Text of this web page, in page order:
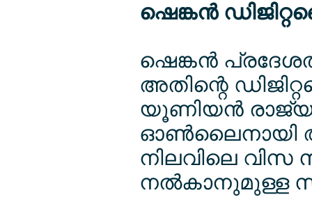
ഷെങ്കന്‍
ഷെങ്കന്‍
അതിന്റെ
യൂണിയന്‍
ഓണ്‍ലൈനായി
നിലവിലെ വിസ
നല്‍കാനുമുള്ള